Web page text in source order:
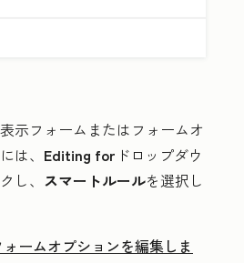
示フォームまたはフォームオ
は、 Editing for ドロップダウ
し、 スマートルールを選択し
ォームオプションを編集しま